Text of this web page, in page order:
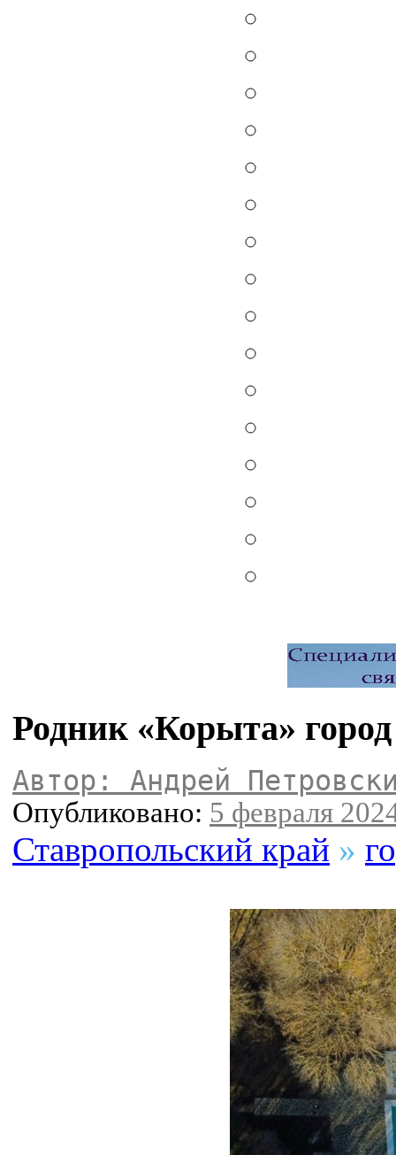
Родник «Корыта»
Автор: Андрей
Опубликовано: 5 февраля
Ставропольский край »